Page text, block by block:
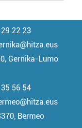
22 23
Gernika-Lumo
56 54
Bermeo